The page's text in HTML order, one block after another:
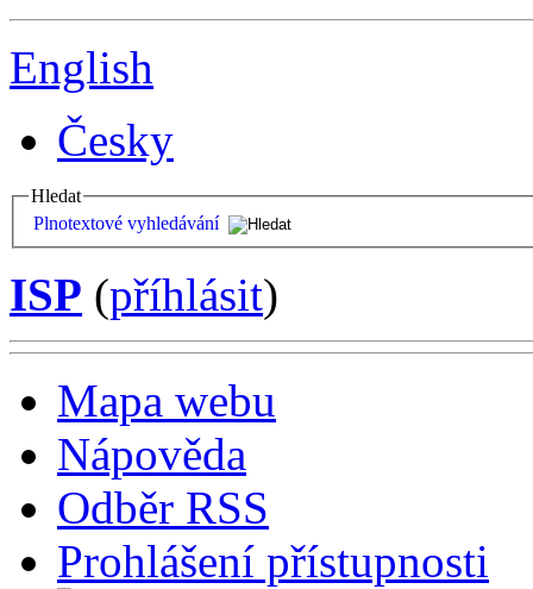
English
Česky
Hledat
Plnotextové vyhledávání
ISP (příhlásit)
Mapa webu
Nápověda
Odběr RSS
Prohlášení přístupnosti